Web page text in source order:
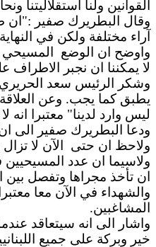
القوانين ولنا استقلاليتنا
وقال البطريرك صفير :"ان
آراء مختلفة ولكن في
واوضح ان الوضع
المسيحي
لا يمكننا ان نجبر
وشكر الرئيس سعد الحريري
يطبق كما يجب. وعن
ليس وارد لدينا" معتبرا انه
ودعا البطريرك صفير الى ان
ولاحظ ان حتى
الآن لا
ولاسيما ان عدد المسيحيين
ان تأخذ مجراها وتفصل
والشهداء في الآن معا
المشاغبين.
واشار الى انه سيتعاقد
خير وبركة على جميع